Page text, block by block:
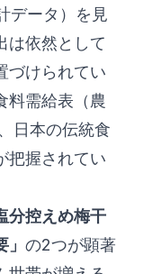
データ ）を見
は依然として
づけられてい
料需給表（ 農
日本の伝統食
把握されてい
分控えめ梅干
の2つが顕著